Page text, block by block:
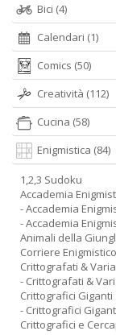
Bici (4)
Calendari (1)
Comics (50)
Creatività (112)
Cucina (58)
Enigmistica (84)
1,2,3 Sudoku
Accademia
- Accademia
- Accademia
Animali della
Corriere
Crittografati &
- Crittografati &
Crittografici Giganti
- Crittografici
Crittografici e